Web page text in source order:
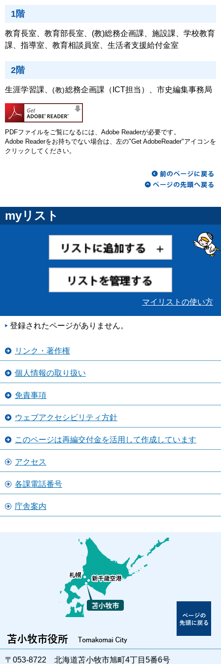
1階
教育長室、教育部長室、(教)総務企画課、施設課、学校教育
課、指導室、教育相談員室、生活者支援給付金室
2階
生涯学習課、 (教)総務企画課（ICT担当）、市史編集事務局
PDFファイルをご覧になるには、Adobe Readerが必要です。
Adobe Readerをお持ちでない場合は、左の"Get AdobeReader"アイコンを
クリックしてください。
myリスト
マイリストの使い方
登録されたページがありません。
リンク・著作権
個人情報の取り扱い
免責事項
ウェブアクセシビリティ方針
このページは再編交付金を活用して作成しています
アクセス
各課電話番号
庁舎案内
〒053-8722 北海道苫小牧市旭町4丁目5番6号